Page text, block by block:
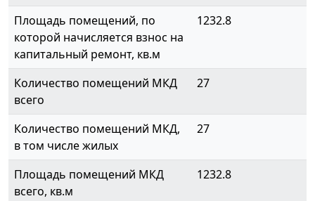
Площадь помещений, по
которой начисляется взнос на
капитальный ремонт, кв.м
1232.8
Количество помещений МКД
всего
27
Количество помещений МКД,
в том числе жилых
27
Площадь помещений МКД
всего, кв.м
1232.8